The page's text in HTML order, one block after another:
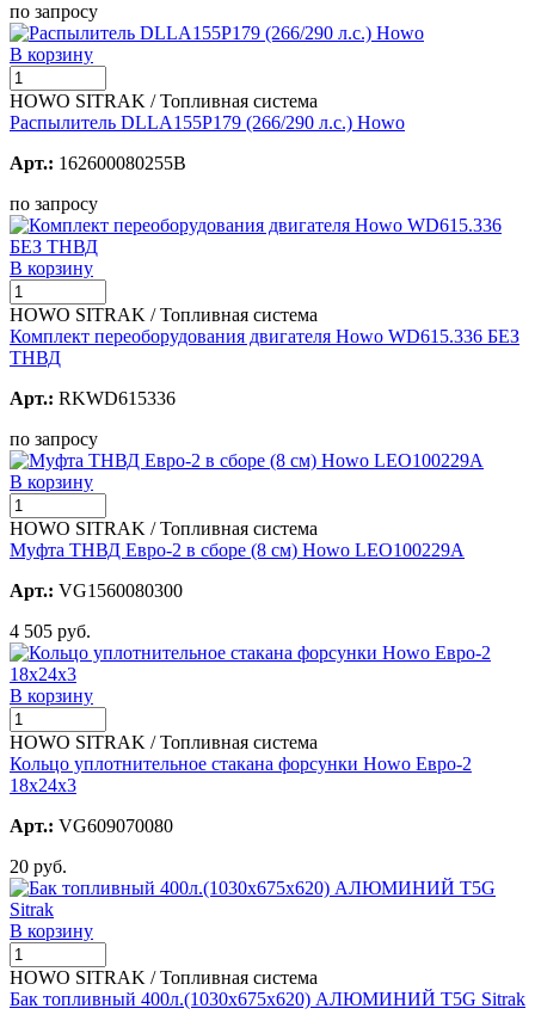
по запросу
В корзину
HOWO SITRAK / Топливная система
Распылитель DLLA155P179 (266/290 л.с.) Howo
Арт.: 162600080255B
по запросу
В корзину
HOWO SITRAK / Топливная система
Комплект переоборудования двигателя Howo WD615.336 БЕЗ
ТНВД
Арт.: RKWD615336
по запросу
В корзину
HOWO SITRAK / Топливная система
Муфта ТНВД Евро-2 в сборе (8 см) Howo LEO100229A
Арт.: VG1560080300
4 505 руб.
В корзину
HOWO SITRAK / Топливная система
Кольцо уплотнительное стакана форсунки Howo Евро-2
18х24х3
Арт.: VG609070080
20 руб.
В корзину
HOWO SITRAK / Топливная система
Бак топливный 400л.(1030х675х620) АЛЮМИНИЙ T5G Sitrak